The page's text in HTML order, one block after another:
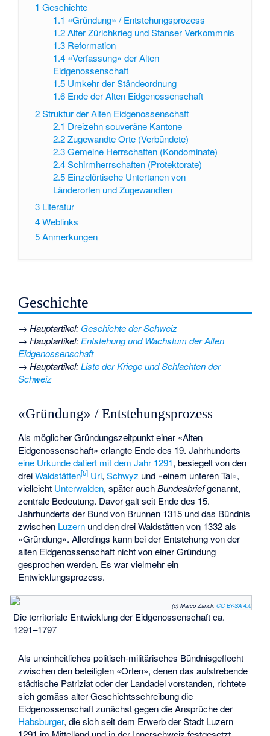
1 Geschichte
1.1 «Gründung» / Entstehungsprozess
1.2 Alter Zürichkrieg und Stanser Verkommnis
1.3 Reformation
1.4 «Verfassung» der Alten
Eidgenossenschaft
1.5 Umkehr der Ständeordnung
1.6 Ende der Alten Eidgenossenschaft
2Struktur der Alten Eidgenossenschaft
2.1 Dreizehn souveräne Kantone
2.2 Zugewandte Orte (Verbündete)
2.3 Gemeine Herrschaften (Kondominate)
2.4 Schirmherrschaften (Protektorate)
2.5 Einzelörtische Untertanen von
Länderorten und Zugewandten
3 Literatur
4Weblinks
5Anmerkungen
Geschichte
→Hauptartikel: Geschichte der Schweiz
→Hauptartikel:Entstehung und Wachstum der Alten
Eidgenossenschaft
→Hauptartikel:Liste der Kriege und Schlachten der
Schweiz
«Gründung» / Entstehungsprozess
Als möglicher Gründungszeitpunkt einer «Alten
Eidgenossenschaft» erlangte Ende des 19. Jahrhunderts
eine Urkunde datiert mit dem Jahr 1291, besiegelt von den
dreiWaldstätten[5] Uri,Schwyz und «einem unteren Tal»,
vielleicht Unterwalden, später auchBundesbriefgenannt,
zentrale Bedeutung. Davor galt seit Ende des 15.
Jahrhunderts der Bund von Brunnen 1315 und das Bündnis
zwischen Luzern und den drei Waldstätten von 1332 als
«Gründung». Allerdings kann bei der Entstehung von der
alten Eidgenossenschaft nicht von einer Gründung
gesprochen werden. Es war vielmehr ein
Entwicklungsprozess.
(c) Marco Zanoli, CC BY-SA 4.0
Die territoriale Entwicklung der Eidgenossenschaft ca.
1291–1797
Als uneinheitliches politisch-militärisches Bündnisgeflecht
zwischen den beteiligten «Orten», denen das aufstrebende
städtische Patriziat oder der Landadel vorstanden, richtete
sich gemäss alter Geschichtsschreibung die
Eidgenossenschaft zunächst gegen die Ansprüche der
Habsburger, die sich seit dem Erwerb der Stadt Luzern